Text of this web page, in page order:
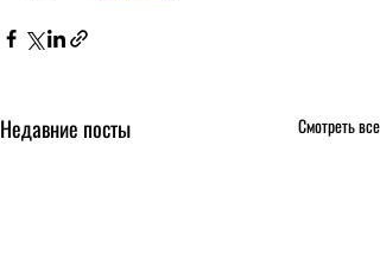
Недавние посты Смотреть все